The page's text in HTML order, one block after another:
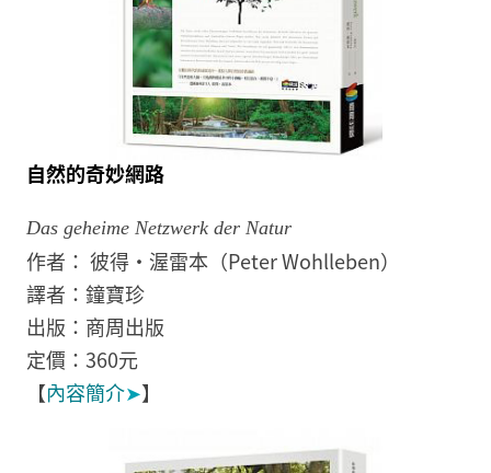
自然的奇妙網路
Das geheime Netzwerk der Natur
作者： 彼得‧渥雷本（Peter Wohlleben）
譯者：鐘寶珍
出版：商周出版
定價：360元
【內容簡介➤】